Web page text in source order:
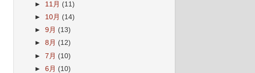
► 11月 (11)
► 10月 (14)
►9月 (13)
►8月 (12)
►7月 (10)
►6月 (10)